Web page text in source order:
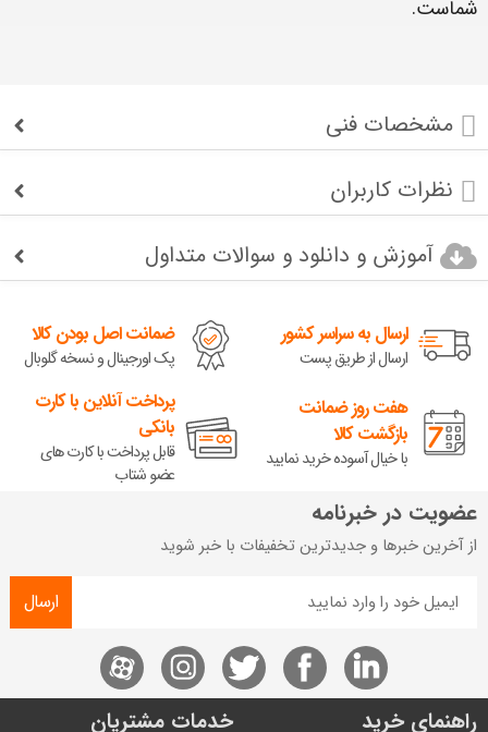
شماست.
مشخصات فنی
نظرات کاربران
آموزش و دانلود و سوالات متداول
ارسال به سراسر کشور
ارسال از طریق پست
ضمانت اصل بودن کالا
پک اورجینال و نسخه گلوبال
هفت روز ضمانت
بازگشت کالا
با خیال آسوده خرید نمایید
پرداخت آنلاین با کارت
بانکی
قابل پرداخت با کارت های
عضو شتاب
عضویت در خبرنامه
از آخرین خبرها و جدیدترین تخفیفات با خبر شوید
ارسال
راهنمای خرید خدمات مشتریان